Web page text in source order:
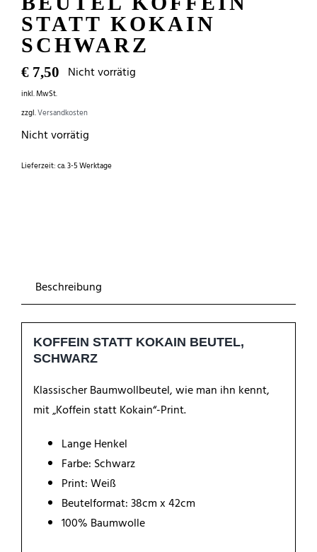
STATT KOKAIN
SCHWARZ
€7,50 Nicht vorrätig
inkl. MwSt.
zzgl.Versandkosten
Nicht vorrätig
Lieferzeit:ca. 3-5 Werktage
Beschreibung
KOFFEIN STATT KOKAIN BEUTEL,
SCHWARZ
Klassischer Baumwollbeutel, wie man ihn kennt,
mit „Koffein statt Kokain“-Print.
Lange Henkel
Farbe: Schwarz
Print: Weiß
Beutelformat: 38cm x 42cm
100% Baumwolle